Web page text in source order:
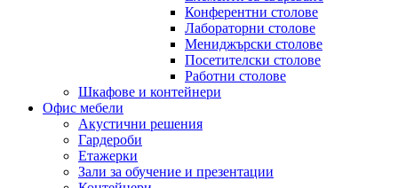
Конферентни столове
Лабораторни столове
Мениджърски столове
Посетителски столове
Работни столове
Шкафове и контейнери
Офис мебели
Акустични решения
Гардероби
Етажерки
Зали за обучение и презентации